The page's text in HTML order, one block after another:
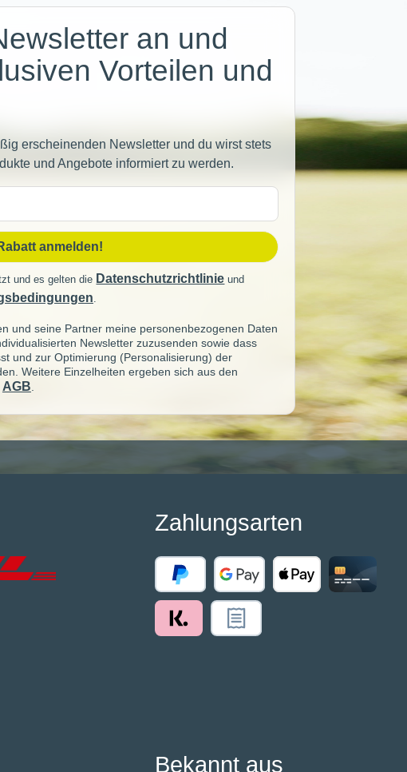
an und
Vorteilen und
erscheinenden Newsletter und du wirst stets
und Angebote informiert zu werden.
Adresse
anmelden!
und es gelten die Datenschutzrichtlinie und
.
und seine Partner meine personenbezogenen Daten
Newsletter zuzusenden sowie dass
und zur Optimierung (Personalisierung) der
Weitere Einzelheiten ergeben sich aus den
AGB
Zahlungsarten
Bekannt aus